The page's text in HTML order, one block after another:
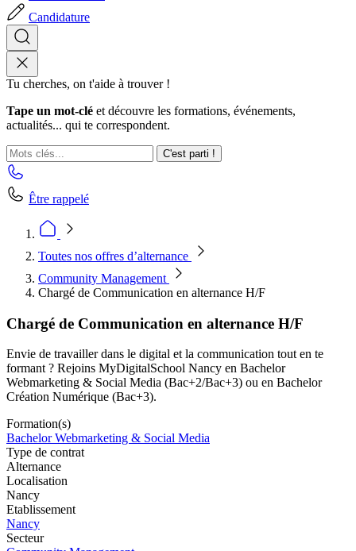
Candidature
Tu cherches, on t'aide à trouver !
Tape un mot-clé et découvre les formations, événements,
actualités... qui te correspondent.
C'est parti !
Être rappelé
Toutes nos offres d’alternance
Community Management
Chargé de Communication en alternance H/F
Chargé de Communication en alternance H/F
Envie de travailler dans le digital et la communication tout en te
formant ? Rejoins MyDigitalSchool Nancy en Bachelor
Webmarketing & Social Media (Bac+2/Bac+3) ou en Bachelor
Création Numérique (Bac+3).
Formation(s)
Bachelor Webmarketing & Social Media
Type de contrat
Alternance
Localisation
Nancy
Etablissement
Nancy
Secteur